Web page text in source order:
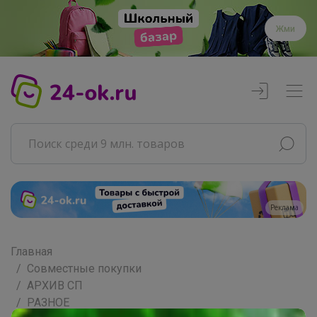
Жми
Реклама
Главная
Совместные покупки
АРХИВ СП
РАЗНОЕ